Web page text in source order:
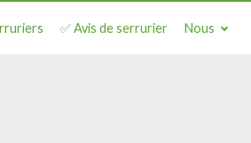
✅ Avis de serrurier Nous